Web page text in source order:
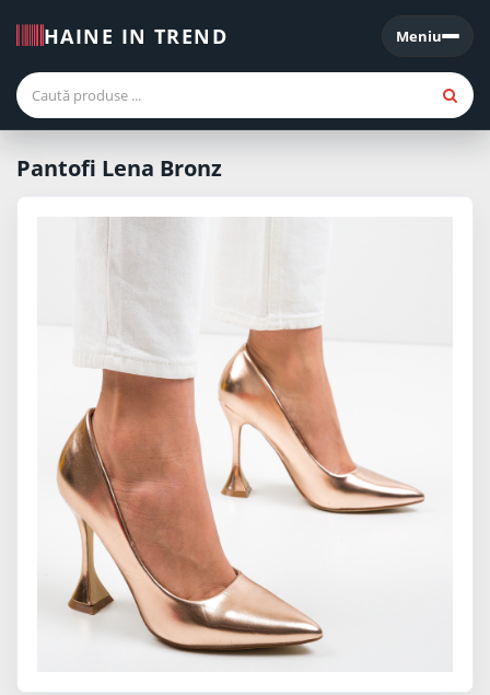
HAINE IN TREND Meniu
Meniu
Pantofi Lena Bronz